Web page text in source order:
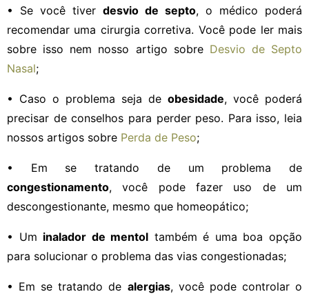
• Se você tiver desvio de septo, o médico poderá
recomendar uma cirurgia corretiva. Você pode ler mais
sobre isso nem nosso artigo sobre Desvio de Septo
Nasal;
• Caso o problema seja de obesidade, você poderá
precisar de conselhos para perder peso. Para isso, leia
nossos artigos sobre Perda de Peso;
• Em se tratando de um problema de
congestionamento, você pode fazer uso de um
descongestionante, mesmo que homeopático;
• Um inalador de mentol também é uma boa opção
para solucionar o problema das vias congestionadas;
• Em se tratando de alergias, você pode controlar o